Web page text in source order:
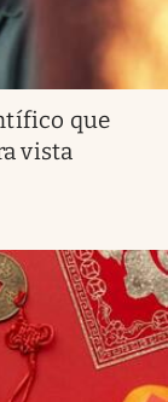
que
vista